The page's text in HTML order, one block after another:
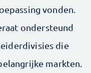
vonden.
ondersteund
die
markten.